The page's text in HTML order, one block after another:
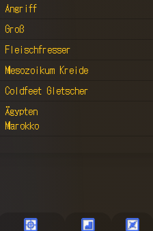
Angriff
Groß
Fleischfresser
Mesozoikum Kreide
Coldfeet Gletscher
Ägypten
Marokko